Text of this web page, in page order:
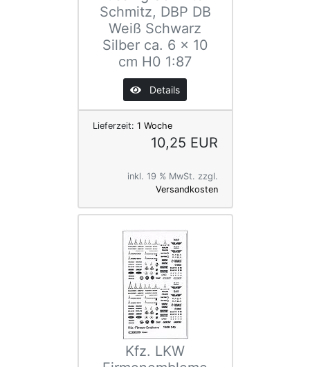
Schmitz, DBP DB
Weiß Schwarz
Silber ca. 6 x 10
cm H0 1:87
Details
Lieferzeit: 1 Woche
10,25 EUR
inkl. 19 % MwSt. zzgl.
Versandkosten
Kfz. LKW